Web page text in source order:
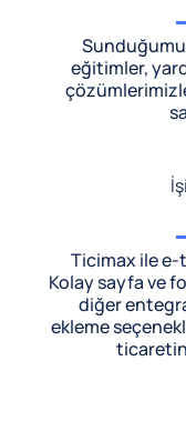
eğitimler,
Ticimax ile e-
Kolay sayfa ve
diğer
ekleme